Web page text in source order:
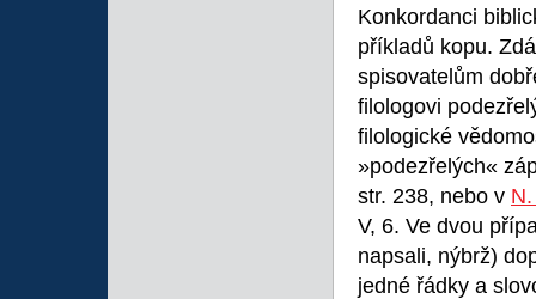
Konkordanci
příkladů kopu.
spisovatelům
filologovi
filologické
»podezřelých«
str. 238, nebo v
V, 6. Ve dvou
napsali, nýbrž)
jedné řádky a